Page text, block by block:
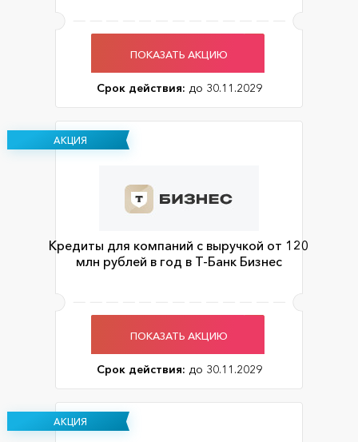
ПОКАЗАТЬ АКЦИЮ
Срок действия: до 30.11.2029
АКЦИЯ
Кредиты для компаний с выручкой от 120
млн рублей в год в Т-Банк Бизнес
ПОКАЗАТЬ АКЦИЮ
Срок действия: до 30.11.2029
АКЦИЯ